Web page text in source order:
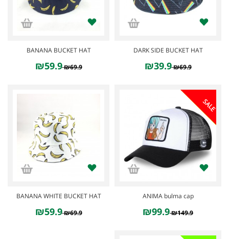
DARK SIDE BUCKET HAT
₪69.9
₪39.9
BANANA BUCKET HAT
₪69.9
₪59.9
SALE
ANIMA bulma cap
₪149.9
₪99.9
BANANA WHITE BUCKET HAT
₪69.9
₪59.9